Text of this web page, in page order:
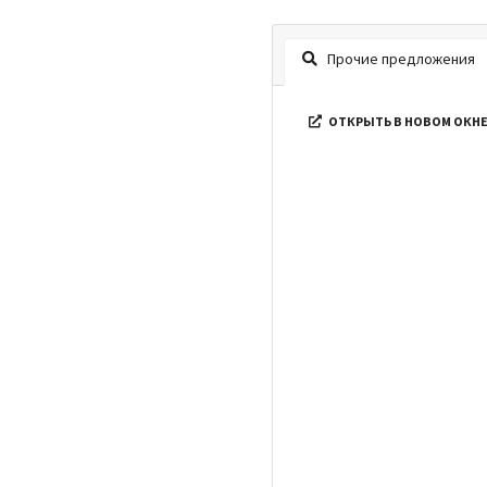
Прочие предложения
ОТКРЫТЬ В НОВОМ